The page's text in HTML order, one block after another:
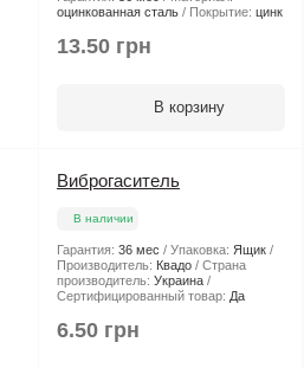
оцинкованная сталь
Покрытие: цинк
13.50 грн
В корзину
Виброгаситель
В наличии
Гарантия: 36 мес Упаковка: Ящик
Производитель: Квадо
Страна
производитель: Украина
Сертифицированный товар: Да
6.50 грн